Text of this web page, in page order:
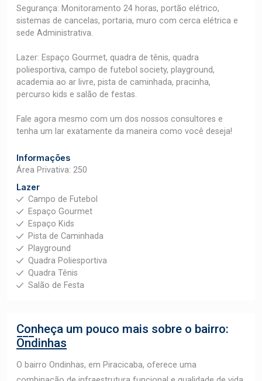
Segurança: Monitoramento 24 horas, portão elétrico,
sistemas de cancelas, portaria, muro com cerca elétrica e
sede Administrativa.
Lazer: Espaço Gourmet, quadra de tênis, quadra
poliesportiva, campo de futebol society, playground,
academia ao ar livre, pista de caminhada, pracinha,
percurso kids e salão de festas.
Fale agora mesmo com um dos nossos consultores e
tenha um lar exatamente da maneira como você deseja!
Informações
Área Privativa: 250
Lazer
Campo de Futebol
Espaço Gourmet
Espaço Kids
Pista de Caminhada
Playground
Quadra Poliesportiva
Quadra Tênis
Salão de Festa
Conheça um pouco mais sobre o bairro:
Ondinhas
O bairro Ondinhas, em Piracicaba, oferece uma